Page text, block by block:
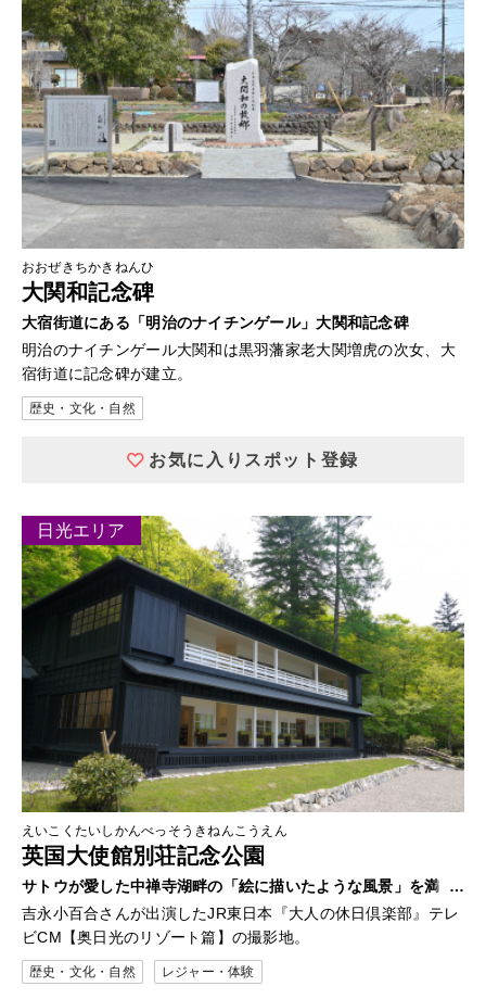
おおぜきちかきねんひ
大関和記念碑
大宿街道にある「明治のナイチンゲール」大関和記念碑
明治のナイチンゲール大関和は黒羽藩家老大関増虎の次女、大
宿街道に記念碑が建立。
歴史・文化・自然
お気に入りスポット登録
日光エリア
えいこくたいしかんべっそうきねんこうえん
英国大使館別荘記念公園
サトウが愛した中禅寺湖畔の「絵に描いたような風景」を満
喫！
吉永小百合さんが出演したJR東日本『大人の休日倶楽部』テレ
ビCM【奥日光のリゾート篇】の撮影地。
歴史・文化・自然 レジャー・体験